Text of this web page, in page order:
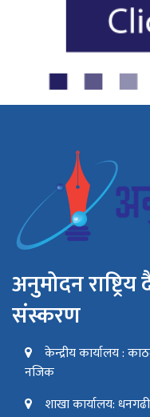
अनुमोदन
संस्करण
केन्द्रीय कार्यालय :
नजिक
शाखा कार्यालय: